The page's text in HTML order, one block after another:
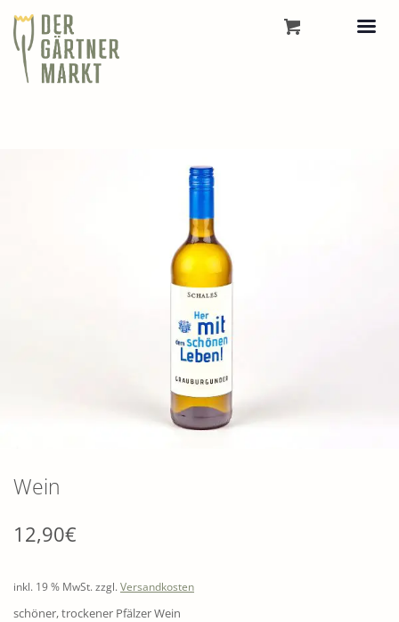
Wein
12,90€
inkl. 19 % MwSt. zzgl. Versandkosten
schöner, trockener Pfälzer Wein